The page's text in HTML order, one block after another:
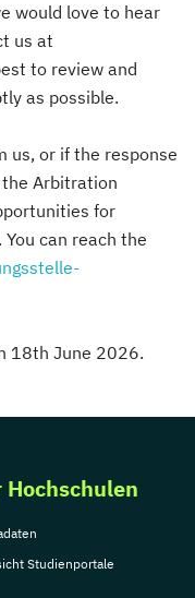
would love to hear
us at
to review and
as possible.
us, or if the response
Arbitration
for
can reach the
18th June 2026.
Hochschulen
Studienportale